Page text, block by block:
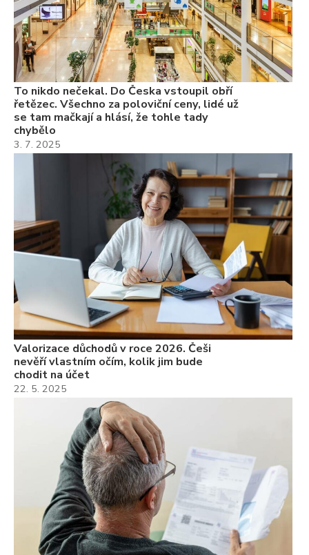
To nikdo nečekal. Do Česka vstoupil obří
řetězec. Všechno za poloviční ceny, lidé už
se tam mačkají a hlásí, že tohle tady
chybělo
3. 7. 2025
Valorizace důchodů v roce 2026. Češi
nevěří vlastním očím, kolik jim bude
chodit na účet
22. 5. 2025